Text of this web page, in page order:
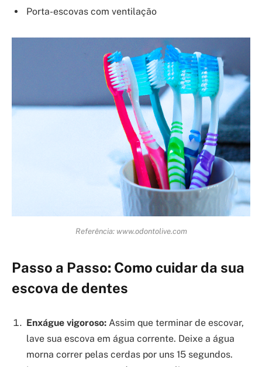
Porta-escovas com ventilação
Referência: www.odontolive.com
Passo a Passo: Como cuidar da sua
escova de dentes
Enxágue vigoroso: Assim que terminar de escovar,
lave sua escova em água corrente. Deixe a água
morna correr pelas cerdas por uns 15 segundos.